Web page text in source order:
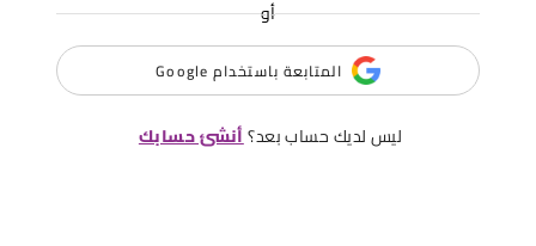
أو
المتابعة باستخدام Google
ليس لديك حساب بعد؟أنشئ حسابك